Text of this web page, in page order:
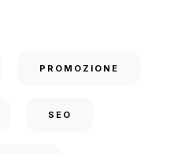
PROMOZIONE
SEO